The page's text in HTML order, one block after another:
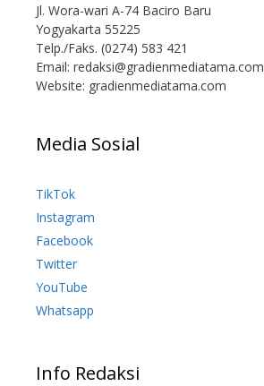
Jl. Wora-wari A-74 Baciro Baru
Yogyakarta 55225
Telp./Faks. (0274) 583 421
Email: redaksi@gradienmediatama.com
Website: gradienmediatama.com
Media Sosial
TikTok
Instagram
Facebook
Twitter
YouTube
Whatsapp
Info Redaksi